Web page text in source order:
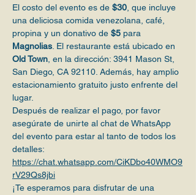
El costo del evento es de $30 , que incluye
una deliciosa comida venezolana, café,
propina y un donativo de $5 para
Magnolias . El restaurante está ubicado en
Old Town , en la dirección: 3941 Mason St,
San Diego, CA 92110. Además, hay amplio
estacionamiento gratuito justo enfrente del
lugar.
Después de realizar el pago, por favor
asegúrate de unirte al chat de WhatsApp
del evento para estar al tanto de todos los
detalles:
https://chat.whatsapp.com/CiKDbo40WMO9
rV29Qs8jbi
¡Te esperamos para disfrutar de una